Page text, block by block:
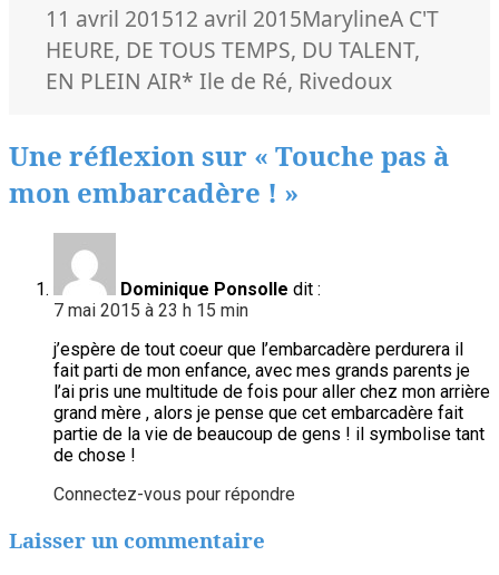
Publié
le
11 avril 201512 avril 2015Auteur
MarylineCatégories
A C'T
HEURE, DE TOUS TEMPS, DU TALENT,
EN PLEIN AIRMots-
* Ile de Ré, Rivedoux
Une réflexion sur « Touche pas à
mon embarcadère ! »
Dominique Ponsolle dit :
7 mai 2015 à 23 h 15 min
j’espère de tout coeur que l’embarcadère perdurera il
fait parti de mon enfance, avec mes grands parents je
l’ai pris une multitude de fois pour aller chez mon arrière
grand mère , alors je pense que cet embarcadère fait
partie de la vie de beaucoup de gens ! il symbolise tant
de chose !
Connectez-vous pour répondre
Laisser un commentaire